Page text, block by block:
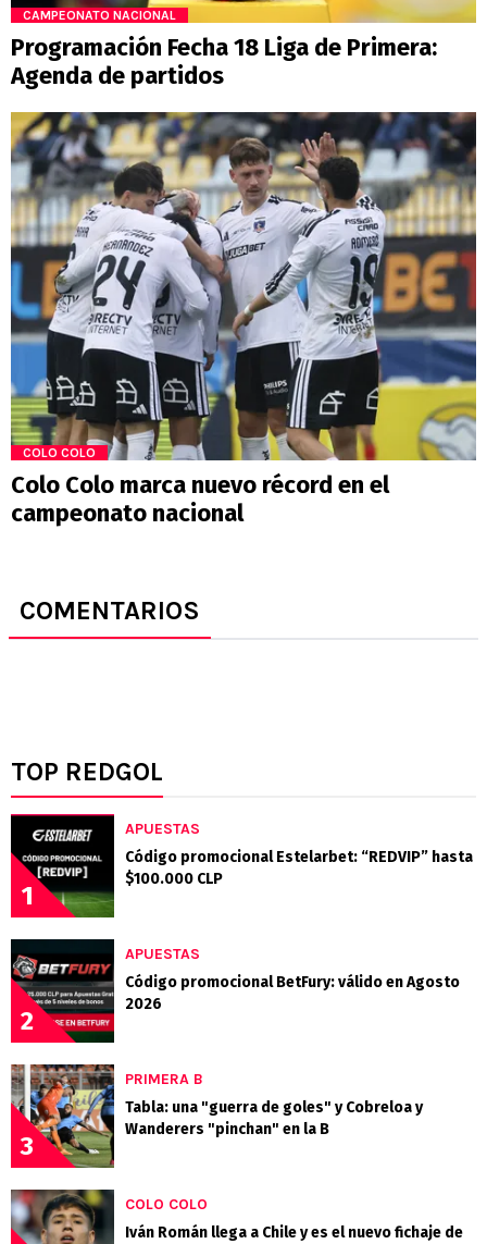
CAMPEONATO NACIONAL
Programación Fecha 18 Liga de Primera:
Agenda de partidos
COLO COLO
Colo Colo marca nuevo récord en el
campeonato nacional
COMENTARIOS
TOP REDGOL
1
APUESTAS
Código promocional Estelarbet: “REDVIP” hasta
$100.000 CLP
2
APUESTAS
Código promocional BetFury: válido en Agosto
2026
3
PRIMERA B
Tabla: una "guerra de goles" y Cobreloa y
Wanderers "pinchan" en la B
COLO COLO
Iván Román llega a Chile y es el nuevo fichaje de